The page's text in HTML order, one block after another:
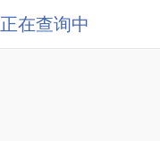
正在查询中